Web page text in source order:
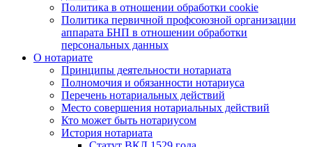
Политика в отношении обработки cookie
Политика первичной профсоюзной организации
аппарата БНП в отношении обработки
персональных данных
О нотариате
Принципы деятельности нотариата
Полномочия и обязанности нотариуса
Перечень нотариальных действий
Место совершения нотариальных действий
Кто может быть нотариусом
История нотариата